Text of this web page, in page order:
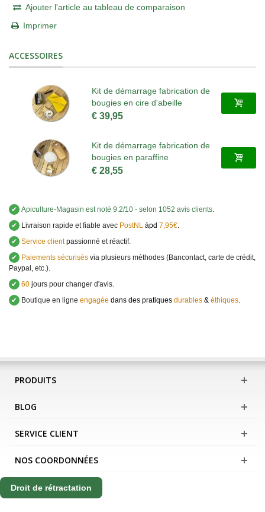
Ajouter l'article au tableau de comparaison
Imprimer
ACCESSOIRES
Kit de démarrage fabrication de
bougies en cire d'abeille
€ 39,95
Kit de démarrage fabrication de
bougies en paraffine
€ 28,55
✔ Apiculture-Magasin est noté 9.2/10 - selon 1052 avis clients.
✔
Livraison rapide et fiable avec PostNL àpd 7,95€.
✔ Service clientpassionné et réactif.
✔
Paiements sécurisés via plusieurs méthodes (Bancontact, carte de crédit,
Paypal, etc.).
✔ 60 jours pour changer d'avis.
✔
Boutique en ligne engagée dans des pratiques durables & éthiques.
PRODUITS
BLOG
SERVICE CLIENT
NOS COORDONNÉES
Droit de rétractation